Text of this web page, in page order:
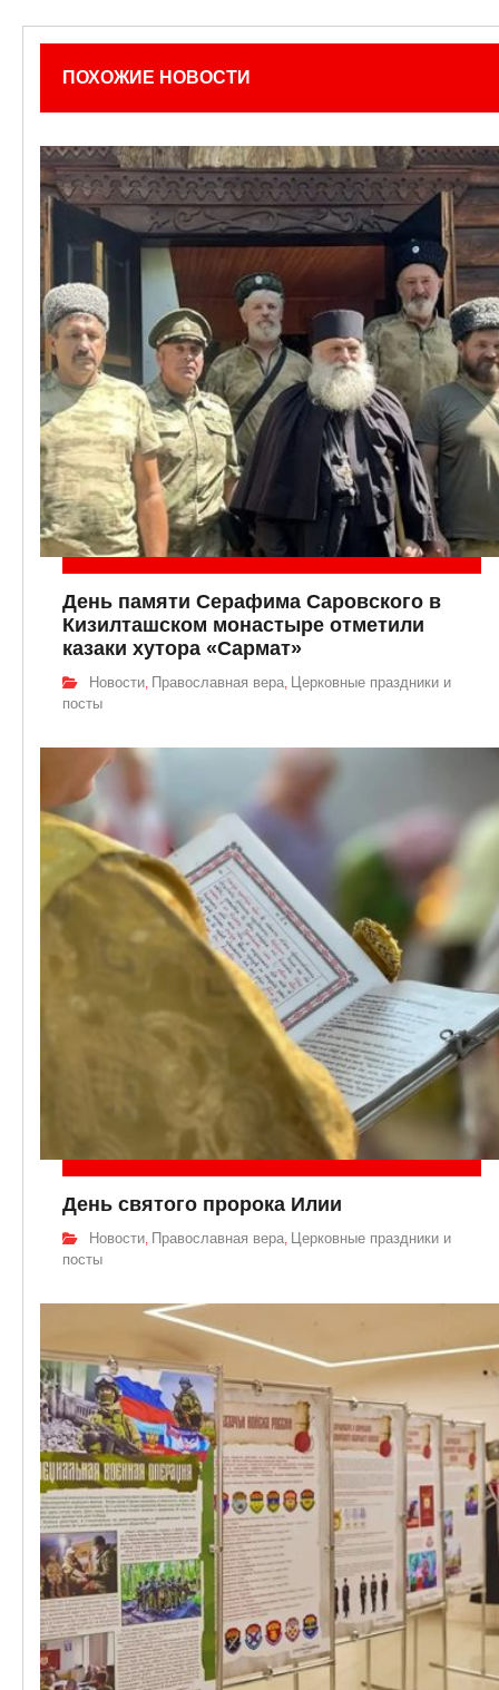
ПОХОЖИЕ НОВОСТИ
День памяти Серафима Саровского в
Кизилташском монастыре отметили
казаки хутора «Сармат»
Новости, Православная вера, Церковные праздники и
посты
День святого пророка Илии
Новости, Православная вера, Церковные праздники и
посты